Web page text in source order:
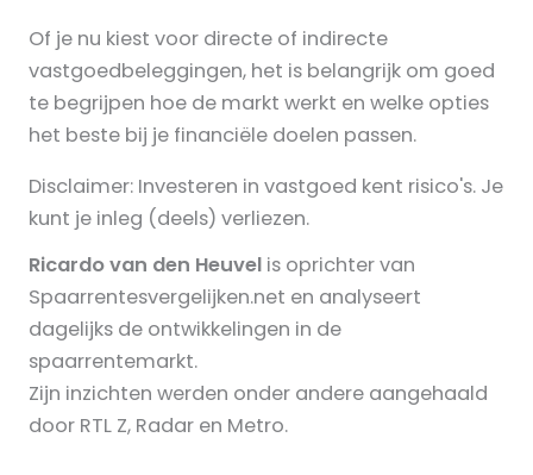
Of je nu kiest voor directe of indirecte
vastgoedbeleggingen, het is belangrijk om goed
te begrijpen hoe de markt werkt en welke opties
het beste bij je financiële doelen passen.
Disclaimer: Investeren in vastgoed kent risico's. Je
kunt je inleg (deels) verliezen.
Ricardo van den Heuvel is oprichter van
Spaarrentesvergelijken.net en analyseert
dagelijks de ontwikkelingen in de
spaarrentemarkt.
Zijn inzichten werden onder andere aangehaald
door RTL Z, Radar en Metro.